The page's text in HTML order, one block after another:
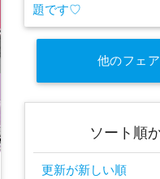
題です♡
他のフェ
ソート順
更新が新しい順